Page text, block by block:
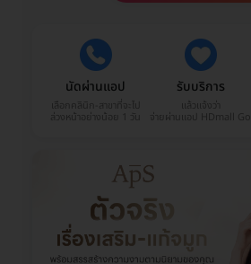
นัดผ่านแอป
เลือกคลินิก-สาขาที่จะไป
ล่วงหน้าอย่างน้อย 1 วัน
รับบริการ
แล้วแจ้งว่า
จ่ายผ่านแอป HDmall Go